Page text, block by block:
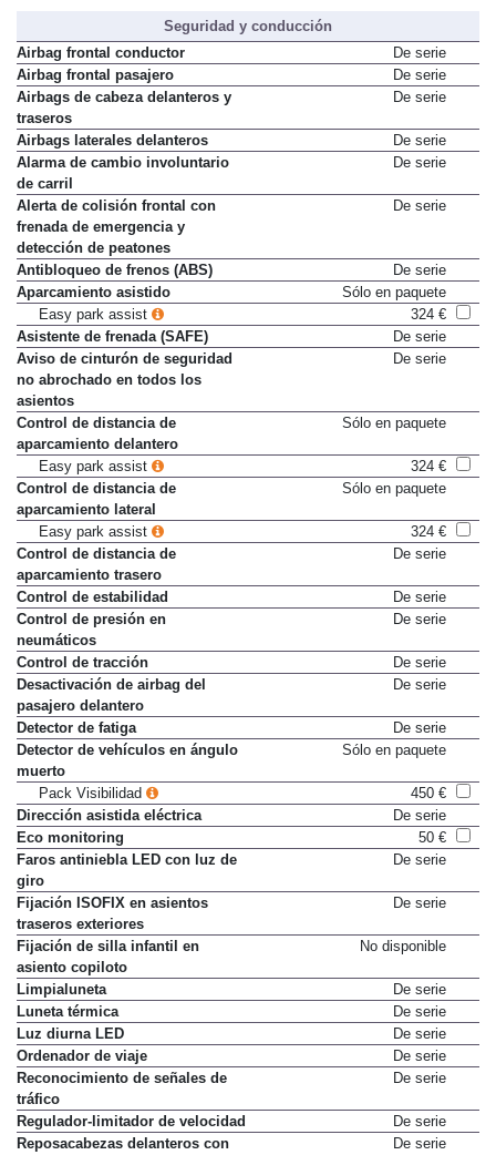
Seguridad y conducción
Airbag frontal conductor
De serie
Airbag frontal pasajero
De serie
Airbags de cabeza delanteros y
traseros
De serie
Airbags laterales delanteros
De serie
Alarma de cambio involuntario
de carril
De serie
Alerta de colisión frontal con
frenada de emergencia y
detección de peatones
De serie
Antibloqueo de frenos (ABS)
De serie
Aparcamiento asistido
Sólo en paquete
Easy park assist
324 €
Asistente de frenada (SAFE)
De serie
Aviso de cinturón de seguridad
no abrochado en todos los
asientos
De serie
Control de distancia de
aparcamiento delantero
Sólo en paquete
Easy park assist
324 €
Control de distancia de
aparcamiento lateral
Sólo en paquete
Easy park assist
324 €
Control de distancia de
aparcamiento trasero
De serie
Control de estabilidad
De serie
Control de presión en
neumáticos
De serie
Control de tracción
De serie
Desactivación de airbag del
pasajero delantero
De serie
Detector de fatiga
De serie
Detector de vehículos en ángulo
muerto
Sólo en paquete
Pack Visibilidad
450 €
Dirección asistida eléctrica
De serie
Eco monitoring
50 €
Faros antiniebla LED con luz de
giro
De serie
Fijación ISOFIX en asientos
traseros exteriores
De serie
Fijación de silla infantil en
asiento copiloto
No disponible
Limpialuneta
De serie
Luneta térmica
De serie
Luz diurna LED
De serie
Ordenador de viaje
De serie
Reconocimiento de señales de
tráfico
De serie
Regulador-limitador de velocidad
De serie
Reposacabezas delanteros con
De serie